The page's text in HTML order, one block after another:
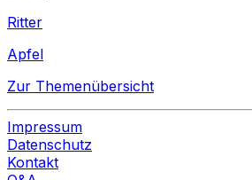
Ritter
Apfel
Zur Themenübersicht
Impressum
Datenschutz
Kontakt